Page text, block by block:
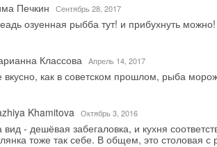
Печкин Сентябрь 28, 2017
озуенная рыбба тут! и прибухнуть можно!
Классова Aпрель 14, 2017
вкусно, как в советском прошлом, рыба
Khamitova Октябрь 3, 2016
вид - дешёвая забегаловка, и кухня
тоже так себе. В общем, это столовая